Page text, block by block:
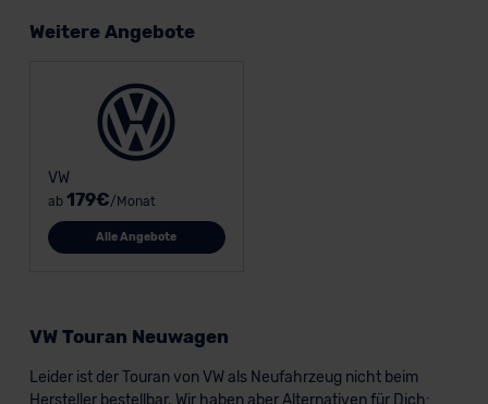
Weitere Angebote
VW
ab 179€/Monat
Alle Angebote
VW Touran Neuwagen
Leider ist der Touran von VW als Neufahrzeug nicht beim
Hersteller bestellbar. Wir haben aber Alternativen für Dich: